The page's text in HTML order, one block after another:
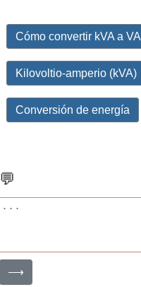
Cómo convertir kVA a VA
Kilovoltio-amperio (kVA)
Conversión de energía
💬
⟶